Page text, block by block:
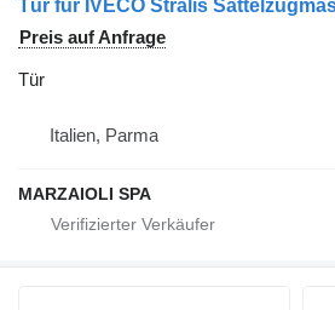
Tür für IVECO Stralis
Preis auf Anfrage
Tür
Italien, Parma
MARZAIOLI SPA